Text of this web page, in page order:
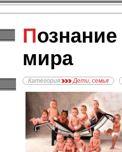
Познание окружающего
мира
Категория Дети, семья